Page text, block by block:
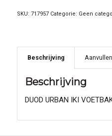
SKU: 717957 Categorie: Geen
Beschrijving
Beschrijving
DUOD URBAN IKI